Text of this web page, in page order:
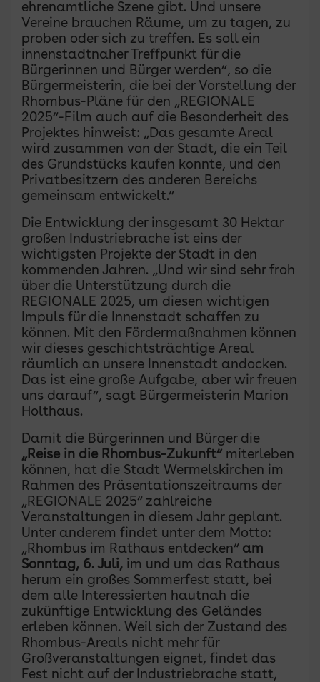
ehrenamtliche Szene gibt. Und unsere
Vereine brauchen Räume, um zu tagen, zu
proben oder sich zu treffen. Es soll ein
innenstadtnaher Treffpunkt für die
Bürgerinnen und Bürger werden“, so die
Bürgermeisterin, die bei der Vorstellung der
Rhombus-Pläne für den „REGIONALE
2025“-Film auch auf die Besonderheit des
Projektes hinweist: „Das gesamte Areal
wird zusammen von der Stadt, die ein Teil
des Grundstücks kaufen konnte, und den
Privatbesitzern des anderen Bereichs
gemeinsam entwickelt.“
Die Entwicklung der insgesamt 30 Hektar
großen Industriebrache ist eins der
wichtigsten Projekte der Stadt in den
kommenden Jahren. „Und wir sind sehr froh
über die Unterstützung durch die
REGIONALE 2025, um diesen wichtigen
Impuls für die Innenstadt schaffen zu
können. Mit den Fördermaßnahmen können
wir dieses geschichtsträchtige Areal
räumlich an unsere Innenstadt andocken.
Das ist eine große Aufgabe, aber wir freuen
uns darauf“, sagt Bürgermeisterin Marion
Holthaus.
Damit die Bürgerinnen und Bürger die
„Reise in die Rhombus-Zukunft“ miterleben
können, hat die Stadt Wermelskirchen im
Rahmen des Präsentationszeitraums der
„REGIONALE 2025“ zahlreiche
Veranstaltungen in diesem Jahr geplant.
Unter anderem findet unter dem Motto:
„Rhombus im Rathaus entdecken“ am
Sonntag, 6. Juli, im und um das Rathaus
herum ein großes Sommerfest statt, bei
dem alle Interessierten hautnah die
zukünftige Entwicklung des Geländes
erleben können. Weil sich der Zustand des
Rhombus-Areals nicht mehr für
Großveranstaltungen eignet, findet das
Fest nicht auf der Industriebrache statt,